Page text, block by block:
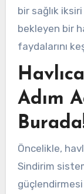
bir sağlık
bekleyen bir
faydalarını
Adım
Öncelikle,
Sindirim